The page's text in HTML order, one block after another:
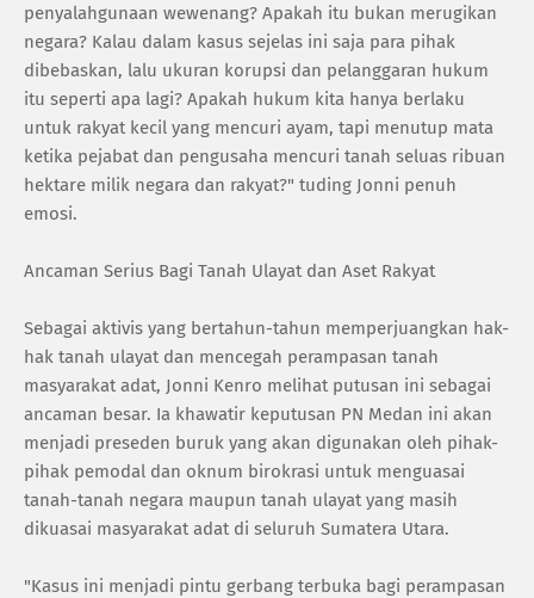
penyalahgunaan wewenang? Apakah itu bukan merugikan
negara? Kalau dalam kasus sejelas ini saja para pihak
dibebaskan, lalu ukuran korupsi dan pelanggaran hukum
itu seperti apa lagi? Apakah hukum kita hanya berlaku
untuk rakyat kecil yang mencuri ayam, tapi menutup mata
ketika pejabat dan pengusaha mencuri tanah seluas ribuan
hektare milik negara dan rakyat?" tuding Jonni penuh
emosi.
Ancaman Serius Bagi Tanah Ulayat dan Aset Rakyat
Sebagai aktivis yang bertahun-tahun memperjuangkan hak-
hak tanah ulayat dan mencegah perampasan tanah
masyarakat adat, Jonni Kenro melihat putusan ini sebagai
ancaman besar. Ia khawatir keputusan PN Medan ini akan
menjadi preseden buruk yang akan digunakan oleh pihak-
pihak pemodal dan oknum birokrasi untuk menguasai
tanah-tanah negara maupun tanah ulayat yang masih
dikuasai masyarakat adat di seluruh Sumatera Utara.
"Kasus ini menjadi pintu gerbang terbuka bagi perampasan